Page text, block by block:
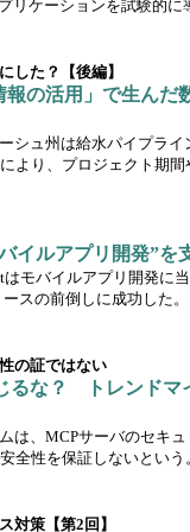
リケーションを試験的に
した？【後編】
報の活用」で生ん
シュ州は給水パイプラ
より、プロジェクト期
イルアプリ開発”を
モバイルアプリ開発に
スの前倒しに成功した
の証ではない
るな？ トレンドマ
は、MCPサーバのセキ
全性を保証しないとい
対策【第2回】